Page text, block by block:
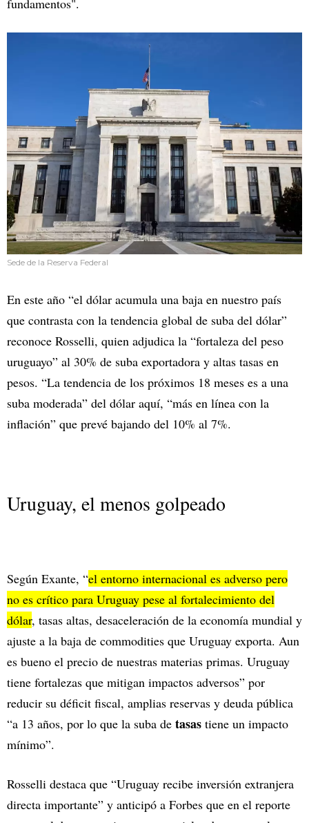
Sede de la Reserva Federal
En este año “el dólar acumula una baja en nuestro país
que contrasta con la tendencia global de suba del dólar”
reconoce Rosselli, quien adjudica la “fortaleza del peso
uruguayo” al 30% de suba exportadora y altas tasas en
pesos. “La tendencia de los próximos 18 meses es a una
suba moderada” del dólar aquí, “más en línea con la
inflación” que prevé bajando del 10% al 7%.
Uruguay, el menos golpeado
Según Exante, “el entorno internacional es adverso pero
no es crítico para Uruguay pese al fortalecimiento del
dólar, tasas altas, desaceleración de la economía mundial y
ajuste a la baja de commodities que Uruguay exporta. Aun
es bueno el precio de nuestras materias primas. Uruguay
tiene fortalezas que mitigan impactos adversos” por
reducir su déficit fiscal, amplias reservas y deuda pública
“a 13 años, por lo que la suba de tasas tiene un impacto
mínimo”.
Rosselli destaca que “Uruguay recibe inversión extranjera
directa importante” y anticipó a Forbes que en el reporte